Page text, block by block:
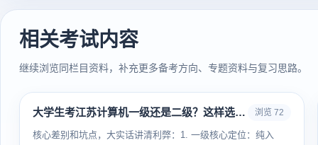
相关考试内容
继续浏览同栏目资料，补充更多备考方向、专题资料与复习思路。
大学生考江苏计算机一级还是二级？这样选不亏 浏览 72
核心差别和坑点，大实话讲清利弊：1. 一级核心定位：纯入